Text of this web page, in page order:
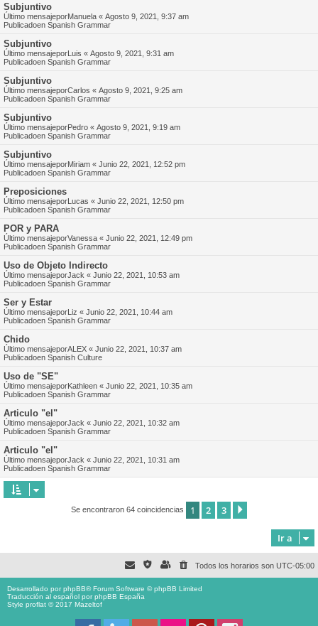
Subjuntivo
Último mensajeporManuela « Agosto 9, 2021, 9:37 am
Publicadoen Spanish Grammar
Subjuntivo
Último mensajeporLuis « Agosto 9, 2021, 9:31 am
Publicadoen Spanish Grammar
Subjuntivo
Último mensajeporCarlos « Agosto 9, 2021, 9:25 am
Publicadoen Spanish Grammar
Subjuntivo
Último mensajeporPedro « Agosto 9, 2021, 9:19 am
Publicadoen Spanish Grammar
Subjuntivo
Último mensajeporMiriam « Junio 22, 2021, 12:52 pm
Publicadoen Spanish Grammar
Preposiciones
Último mensajeporLucas « Junio 22, 2021, 12:50 pm
Publicadoen Spanish Grammar
POR y PARA
Último mensajeporVanessa « Junio 22, 2021, 12:49 pm
Publicadoen Spanish Grammar
Uso de Objeto Indirecto
Último mensajeporJack « Junio 22, 2021, 10:53 am
Publicadoen Spanish Grammar
Ser y Estar
Último mensajeporLiz « Junio 22, 2021, 10:44 am
Publicadoen Spanish Grammar
Chido
Último mensajeporALEX « Junio 22, 2021, 10:37 am
Publicadoen Spanish Culture
Uso de "SE"
Último mensajeporKathleen « Junio 22, 2021, 10:35 am
Publicadoen Spanish Grammar
Articulo "el"
Último mensajeporJack « Junio 22, 2021, 10:32 am
Publicadoen Spanish Grammar
Articulo "el"
Último mensajeporJack « Junio 22, 2021, 10:31 am
Publicadoen Spanish Grammar
Se encontraron 64 coincidencias 1 2 3
Ir a
Todos los horarios son UTC-05:00
Desarrollado porphpBB® Forum Software © phpBB Limited
Traducción al español porphpBB España
Style proflat © 2017 Mazeltof